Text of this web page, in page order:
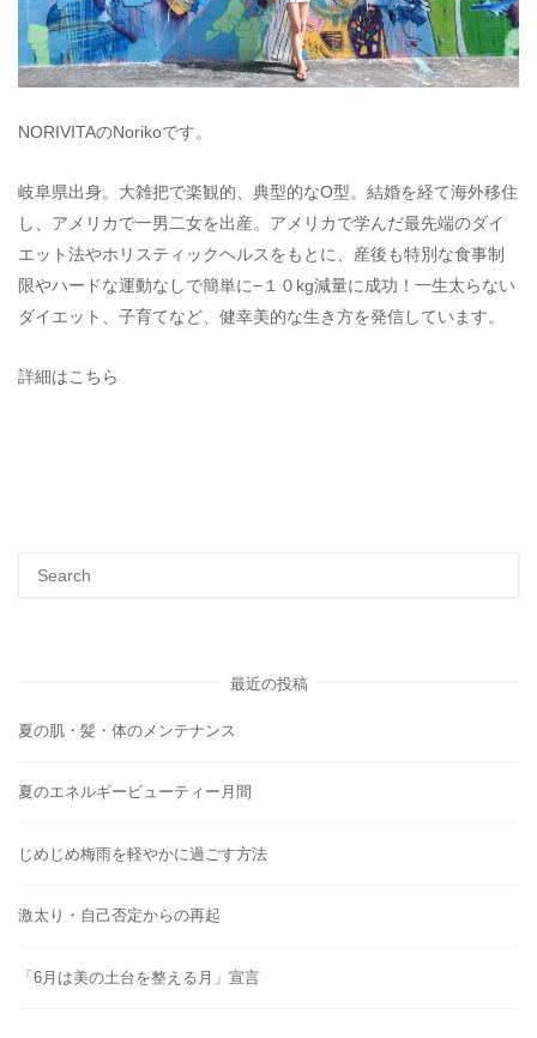
NORIVITAのNorikoです。
岐阜県出身。大雑把で楽観的、典型的なO型。結婚を経て海外移住
し、アメリカで一男二女を出産。アメリカで学んだ最先端のダイ
エット法やホリスティックヘルスをもとに、産後も特別な食事制
限やハードな運動なしで簡単に−１０kg減量に成功！一生太らない
ダイエット、子育てなど、健幸美的な生き方を発信しています。
詳細はこちら
最近の投稿
夏の肌・髪・体のメンテナンス
夏のエネルギービューティー月間
じめじめ梅雨を軽やかに過ごす方法
激太り・自己否定からの再起
「6月は美の土台を整える月」宣言